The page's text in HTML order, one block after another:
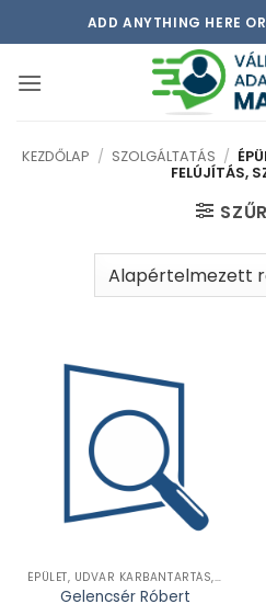
to
ADD ANYTHING HERE
KEZDŐLAP / SZOLGÁLTATÁS /
FELÚJÍTÁS,
ÉPÜLET, UDVAR KARBANTARTÁS, FELÚJÍTÁS, SZERELÉS
Gelencsér Róbert